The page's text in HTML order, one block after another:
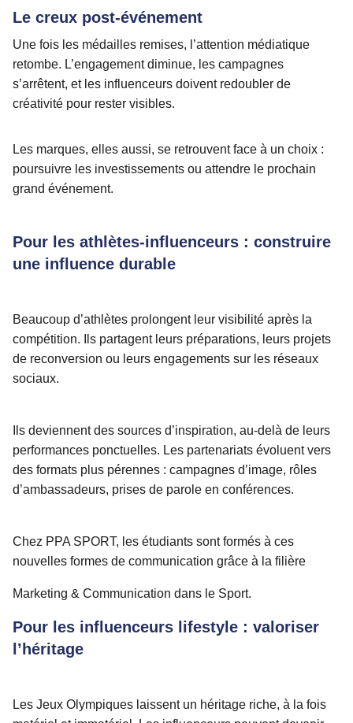
Le creux post-événement
Une fois les médailles remises, l’attention médiatique
retombe. L’engagement diminue, les campagnes
s’arrêtent, et les influenceurs doivent redoubler de
créativité pour rester visibles.
Les marques, elles aussi, se retrouvent face à un choix :
poursuivre les investissements ou attendre le prochain
grand événement.
Pour les athlètes-influenceurs : construire
une influence durable
Beaucoup d’athlètes prolongent leur visibilité après la
compétition. Ils partagent leurs préparations, leurs projets
de reconversion ou leurs engagements sur les réseaux
sociaux.
Ils deviennent des sources d’inspiration, au-delà de leurs
performances ponctuelles. Les partenariats évoluent vers
des formats plus pérennes : campagnes d’image, rôles
d’ambassadeurs, prises de parole en conférences.
Chez PPA SPORT, les étudiants sont formés à ces
nouvelles formes de communication grâce à la filière
Marketing & Communication dans le Sport.
Pour les influenceurs lifestyle : valoriser
l’héritage
Les Jeux Olympiques laissent un héritage riche, à la fois